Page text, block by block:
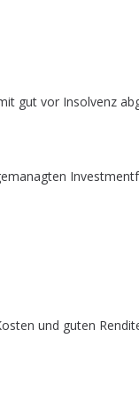
gut vor Insolvenz
und guten